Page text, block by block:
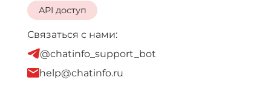
API доступ
Связаться с нами:
@chatinfo_support_bot
help@chatinfo.ru